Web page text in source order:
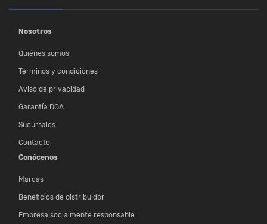
Nosotros
Quiénes somos
Términos y condiciones
Aviso de privacidad
Garantía DOA
Sucursales
Contacto
Conócenos
Marcas
Beneficios de distribuidor
Empresa socialmente responsable